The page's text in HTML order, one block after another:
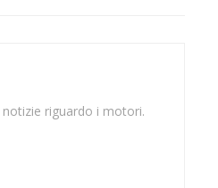
riguardo i motori.